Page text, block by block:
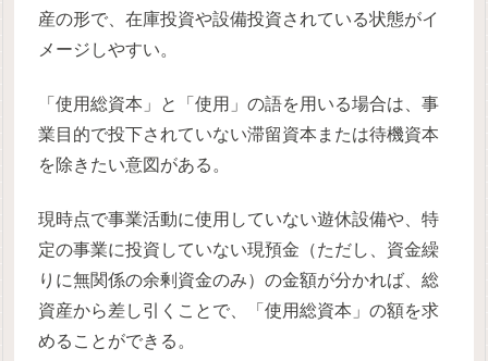
産の形で、在庫投資や設備投資されている状態がイ
メージしやすい。
「使用総資本」と「使用」の語を用いる場合は、事
業目的で投下されていない滞留資本または待機資本
を除きたい意図がある。
現時点で事業活動に使用していない遊休設備や、特
定の事業に投資していない現預金（ただし、資金繰
りに無関係の余剰資金のみ）の金額が分かれば、総
資産から差し引くことで、「使用総資本」の額を求
めることができる。